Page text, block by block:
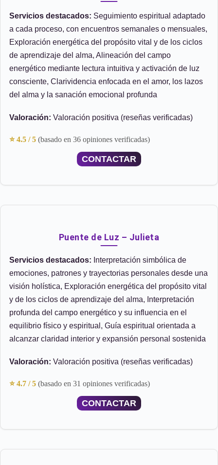
Servicios destacados: Seguimiento espiritual adaptado
a cada proceso, con encuentros semanales o mensuales,
Exploración energética del propósito vital y de los ciclos
de aprendizaje del alma, Alineación del campo
energético mediante lectura intuitiva y activación de luz
consciente, Clarividencia enfocada en el amor, los lazos
del alma y la sanación emocional profunda
Valoración: Valoración positiva (reseñas verificadas)
⭐ 4.5 / 5 (basado en 36 opiniones verificadas)
CONTACTAR
Puente de Luz – Julieta
Servicios destacados: Interpretación simbólica de
emociones, patrones y trayectorias personales desde una
visión holística, Exploración energética del propósito vital
y de los ciclos de aprendizaje del alma, Interpretación
profunda del campo energético y su influencia en el
equilibrio físico y espiritual, Guía espiritual orientada a
alcanzar claridad interior y expansión personal sostenida
Valoración: Valoración positiva (reseñas verificadas)
⭐ 4.7 / 5 (basado en 31 opiniones verificadas)
CONTACTAR